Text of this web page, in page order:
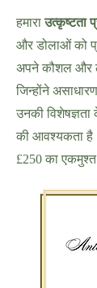
हमाराउत्कृष्टता
और डोलाओं को
अपने कौशल और
जिन्होंने
उनकी
की आवश्यकता
£250 का